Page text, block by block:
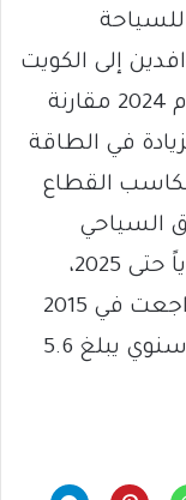
إلى الكويت
إلى نحو 440 ألف سائح بحلول العام 2024 مقارنة
وستكون الزيادة في الطاقة
القطاع
السياحي
الترفيهي بنسبة 6.2 في المئة سنوياً حتى 2025،
ويُتوقع نمو سياحة الأعمال التي تراجعت في 2015
خلال السنين العشر المقبلة بنمو سنوي يبلغ 5.6